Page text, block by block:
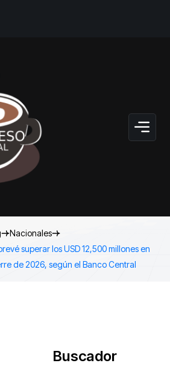
Nacionales
superar los USD 12,500 millones en
de 2026, según el Banco Central
Buscador